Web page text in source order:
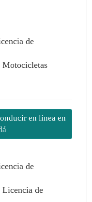
de
Motocicletas
en línea en
de
Licencia de